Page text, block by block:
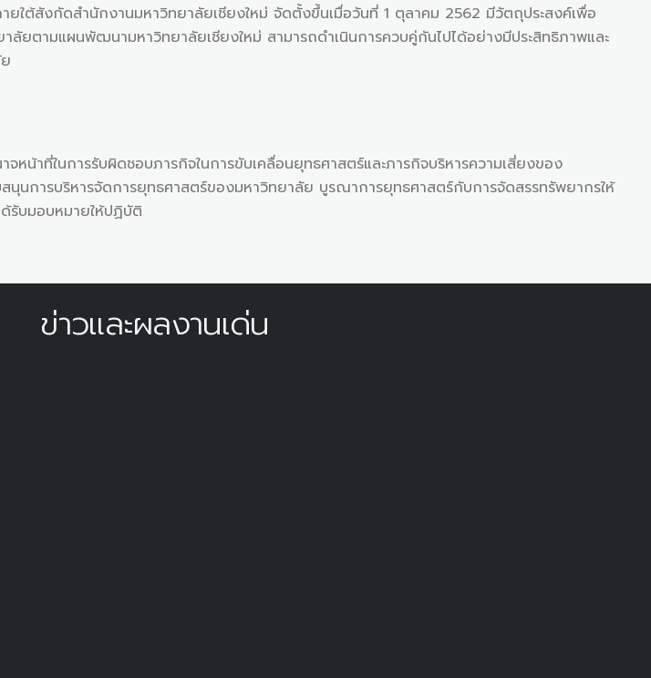
สำนักงานมหาวิทยาลัยเชียงใหม่ จัดตั้งขึ้นเมื่อวันที่ 1 ตุลาคม 2562 มีวัตถุประสงค์เพื่อ
ลัยตามแผนพัฒนามหาวิทยาลัยเชียงใหม่ สามารถดำเนินการควบคู่กันไปได้อย่างมีประสิทธิภาพและ
การรับผิดชอบภารกิจในการขับเคลื่อนยุทธศาสตร์และภารกิจบริหารความเสี่ยงของ
นการบริหารจัดการยุทธศาสตร์ของมหาวิทยาลัย บูรณาการยุทธศาสตร์กับการจัดสรรทรัพยากรให้
รับมอบหมายให้ปฏิบัติ
ข่าวและผลงานเด่น